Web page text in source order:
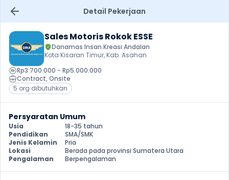
Detail Pekerjaan
Sales Motoris Rokok ESSE
Danamas Insan Kreasi Andalan
Kota Kisaran Timur, Kab. Asahan
Rp3.700.000 - Rp5.000.000
Contract, Onsite
5 org dibutuhkan
Persyaratan Umum
Usia
18-35 tahun
Pendidikan
SMA/SMK
Jenis Kelamin
Pria
Lokasi
Berada pada provinsi Sumatera Utara
Pengalaman
Berpengalaman